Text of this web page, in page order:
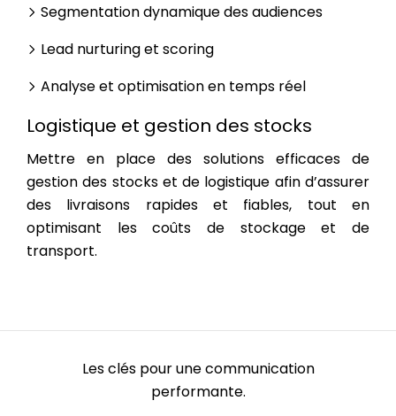
Segmentation dynamique des audiences
Lead nurturing et scoring
Analyse et optimisation en temps réel
Logistique et gestion des stocks
Mettre en place des solutions efficaces de
gestion des stocks et de logistique afin d’assurer
des livraisons rapides et fiables, tout en
optimisant les coûts de stockage et de
transport.
Les clés pour une communication
performante.